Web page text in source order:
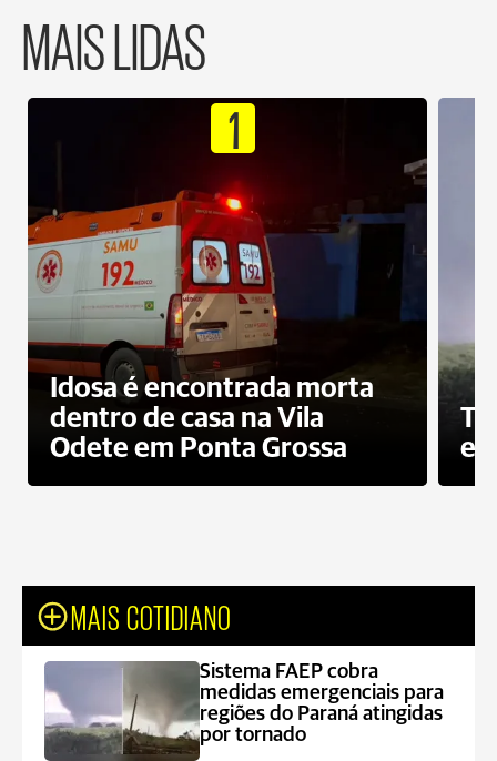
MAIS LIDAS
1
Idosa é encontrada morta
dentro de casa na Vila
Odete em Ponta Grossa
e
MAIS COTIDIANO
Sistema FAEP cobra
medidas emergenciais para
regiões do Paraná atingidas
por tornado